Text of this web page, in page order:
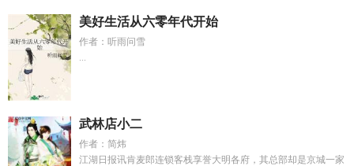
美好生活从六零年代开始
作者：听雨问雪
...
武林店小二
作者：简炜
江湖日报讯肯麦郎连锁客栈享誉大明各府，其总部却是京城一家